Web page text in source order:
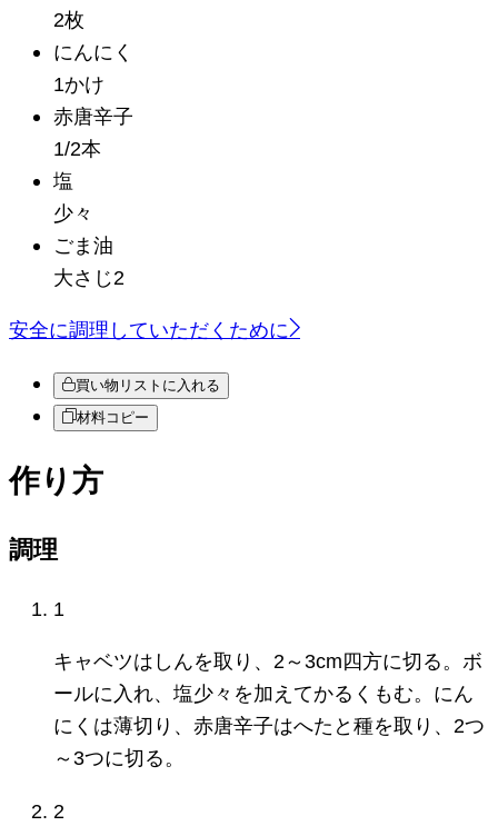
2枚
にんにく
1かけ
赤唐辛子
1/2本
塩
少々
ごま油
大さじ2
安全に調理していただくために
買い物リストに入れる
材料コピー
作り方
調理
1
キャベツはしんを取り、2～3cm四方に切る。ボ
ールに入れ、塩少々を加えてかるくもむ。にん
にくは薄切り、赤唐辛子はへたと種を取り、2つ
～3つに切る。
2